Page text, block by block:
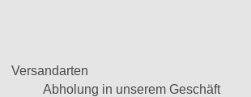
Versandarten
Abholung in unserem Geschäft